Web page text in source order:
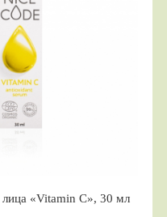
«Vitamin C», 30 мл